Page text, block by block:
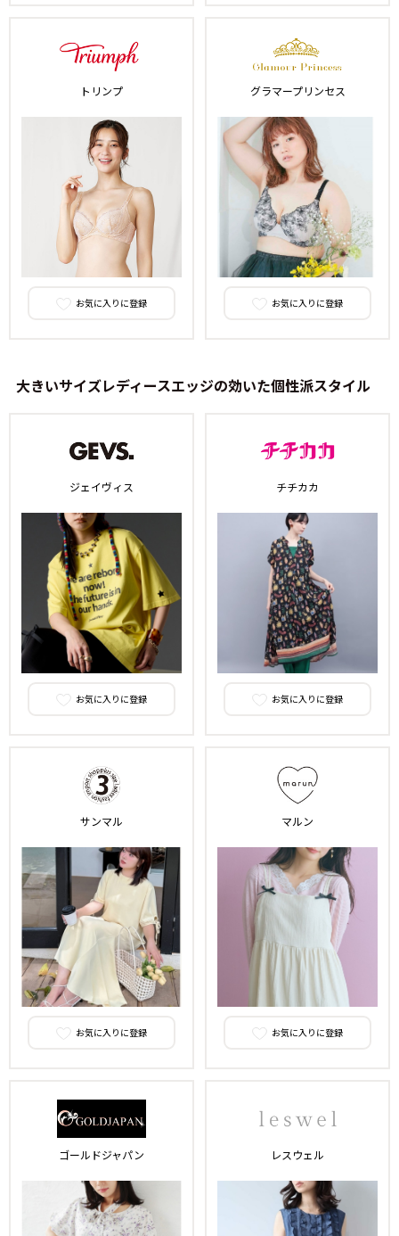
トリンプ
お気に入りに登録
グラマープリンセス
お気に入りに登録
大きいサイズレディースエッジの効いた個性派スタイル
ジェイヴィス
お気に入りに登録
チチカカ
お気に入りに登録
サンマル
お気に入りに登録
マルン
お気に入りに登録
ゴールドジャパン レスウェル